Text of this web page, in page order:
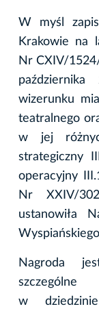
W myśl
Krakowie na
Nr CXIV/
wizerunku
teatralnego
w jej
strategiczny
operacyjny
Nr XXIV/
ustanowiła
Nagroda
w